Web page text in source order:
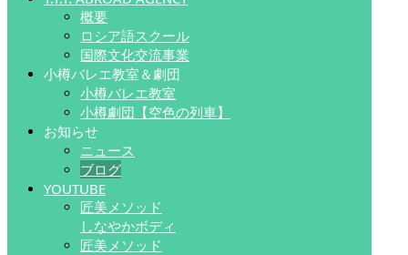
概要
ロシア語スクール
国際文化交流事業
小樽バレエ教室＆劇団
小樽バレエ教室
小樽劇団【空色の列車】
お知らせ
ニュース
ブログ
YOUTUBE
匠美メソッド
しなやかボディ
匠美メソッド